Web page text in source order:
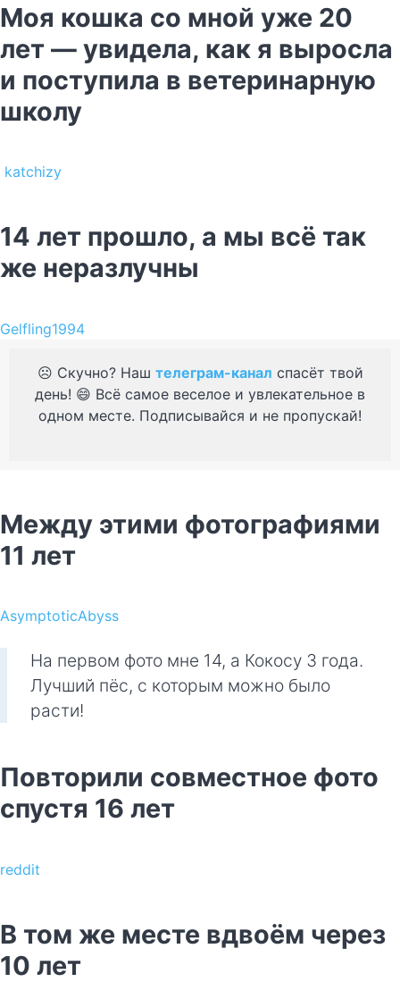
Моя кошка со мной уже 20
лет — увидела, как я выросла
и поступила в ветеринарную
школу
katchizy
14 лет прошло, а мы всё так
же неразлучны
Gelfling1994
☹️ Скучно? Наш телеграм-канал спасёт твой
день! 😄 Всё самое веселое и увлекательное в
одном месте. Подписывайся и не пропускай!
Между этими фотографиями
11 лет
AsymptoticAbyss
На первом фото мне 14, а Кокосу 3 года.
Лучший пёс, с которым можно было
расти!
Повторили совместное фото
спустя 16 лет
reddit
В том же месте вдвоём через
10 лет